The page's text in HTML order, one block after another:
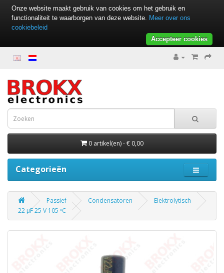
0 artikel(en) - € 0,00
Categorieën
Passief Condensatoren
Elektrolytisch
22 µF 25 V 105 ºC
Onze website maakt gebruik van cookies om het gebruik en
functionaliteit te waarborgen van deze website. Meer over ons
cookiebeleid
Accepteer cookies